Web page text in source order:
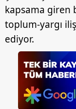
kapsama giren
toplum-yargı
ediyor.